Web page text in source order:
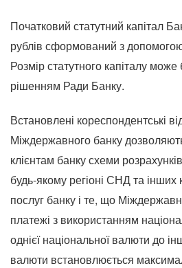
Початковий статутний капітал
рублів сформований з
Розмір статутного капіталу може
рішенням Ради Банку.
Встановлені кореспондентські
Міждержавного банку
клієнтам банку схеми
будь-якому регіоні СНД та інших
послуг банку і те, що
платежі з використанням
однієї національної валюти до
валюти встановлюється